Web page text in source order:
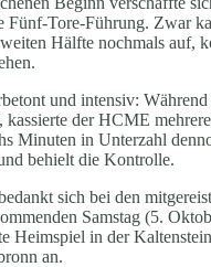
Fünf-Tore-Führung. Zwar
Hälfte nochmals auf,
und intensiv: Während
kassierte der HCME
Minuten in Unterzahl
behielt die Kontrolle.
sich bei den
Samstag (5.
Heimspiel in der
an.